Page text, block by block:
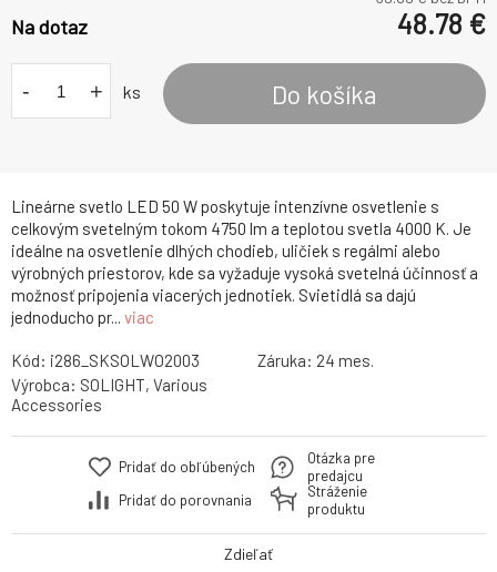
Lineárne svetlo LED 50 W poskytuje intenzívne osvetlenie s
celkovým svetelným tokom 4750 lm a teplotou svetla 4000 K. Je
ideálne na osvetlenie dlhých chodieb, uličiek s regálmi alebo
výrobných priestorov, kde sa vyžaduje vysoká svetelná účinnosť a
možnosť pripojenia viacerých jednotiek. Svietidlá sa dajú
jednoducho pr... viac
Na dotaz 48.78 €
- + ks Do košíka
Kód: i286_SKSOLWO2003 Záruka: 24 mes.
Výrobca: SOLIGHT, Various
Accessories
Pridať do obľúbených
Pridať do porovnania
Otázka pre
predajcu
Stráženie
produktu
Zdieľať